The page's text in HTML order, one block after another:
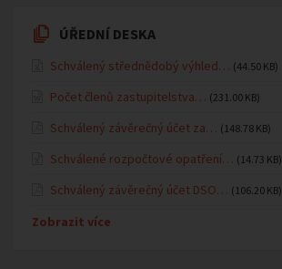
ÚŘEDNÍ DESKA
Schválený střednědobý výhled… (44.50 KB)
Počet členů zastupitelstva… (231.00 KB)
Schválený závěrečný účet za… (148.78 KB)
Schválené rozpočtové opatření… (14.73 KB)
Schválený závěrečný účet DSO… (106.20 KB)
Zobrazit více